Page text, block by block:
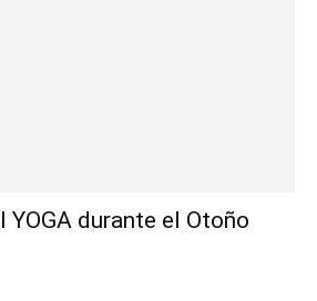
YOGA durante el Otoño